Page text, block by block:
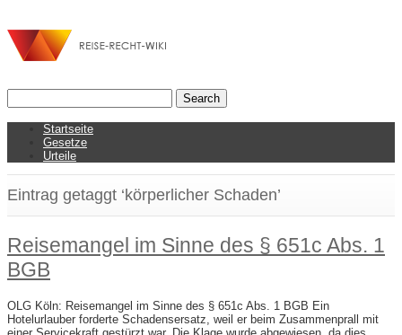
Startseite
Gesetze
Urteile
Eintrag getaggt ‘körperlicher Schaden’
Reisemangel im Sinne des § 651c Abs. 1
BGB
OLG Köln: Reisemangel im Sinne des § 651c Abs. 1 BGB Ein
Hotelurlauber forderte Schadensersatz, weil er beim Zusammenprall mit